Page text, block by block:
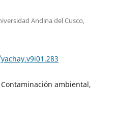
Andina del Cusco,
ambiental,